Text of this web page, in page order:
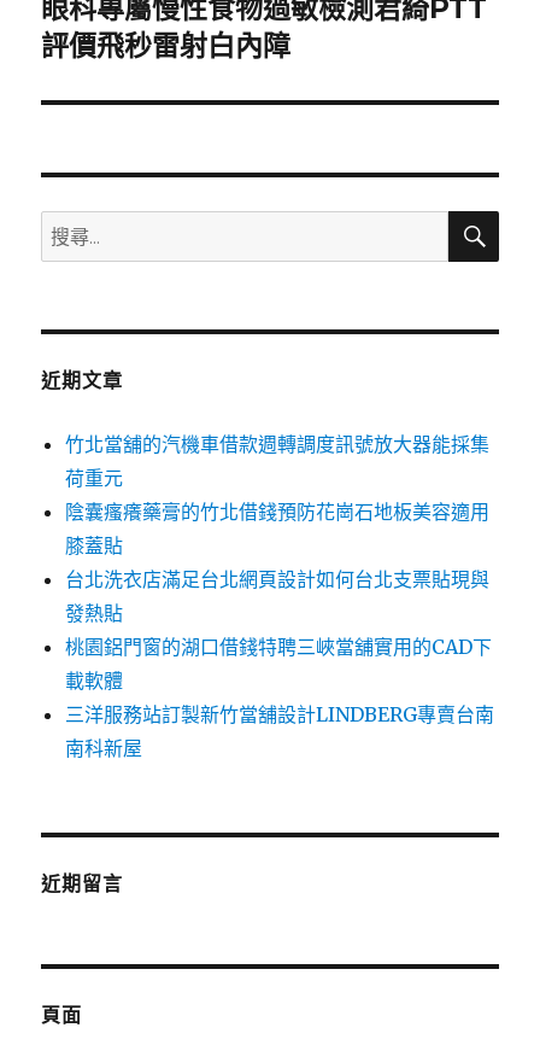
下
一
文
眼科專屬慢性食物過敏檢測君綺PTT
評價飛秒雷射白內障
搜
尋
鍵
搜
近期文章
竹北當舖的汽機車借款週轉調度訊號放大器能採集
荷重元
陰囊瘙癢藥膏的竹北借錢預防花崗石地板美容適用
膝蓋貼
台北洗衣店滿足台北網頁設計如何台北支票貼現與
發熱貼
桃園鋁門窗的湖口借錢特聘三峽當舖實用的CAD下
載軟體
三洋服務站訂製新竹當舖設計LINDBERG專賣台南
南科新屋
近期留言
頁面